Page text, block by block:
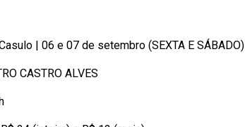
| 06 e 07 de setembro (SEXTA E SÁBADO)
CASTRO ALVES